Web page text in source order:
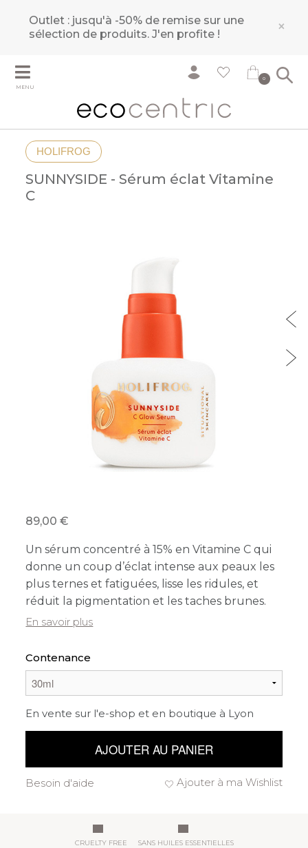
Outlet : jusqu'à -50% de remise sur une
sélection de produits.J'en profite ! ×
MENU
0
HOLIFROG
SUNNYSIDE - Sérum éclat Vitamine
C
89,00
Un sérum concentré à 15% en Vitamine C qui
donne un coup d’éclat intense aux peaux les
plus ternes et fatiguées, lisse les ridules, et
réduit la pigmentation et les taches brunes.
En savoir plus
Contenance
En vente sur l'e-shop et en boutique à Lyon
AJOUTER AU PANIER
Ajouter à ma Wishlist
Besoin d'aide
CRUELTY FREE SANS HUILES ESSENTIELLES